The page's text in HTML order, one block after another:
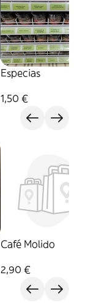
Especias
1,50 €
Café Molido
2,90 €